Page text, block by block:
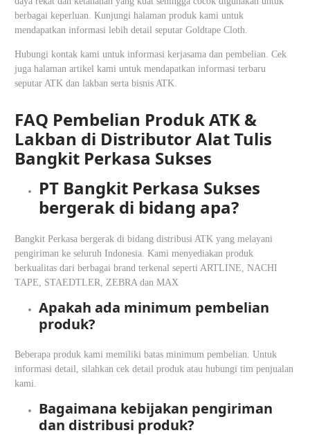
berbagai keperluan. Kunjungi halaman produk kami untuk
mendapatkan informasi lebih detail seputar Goldtape Cloth.
Hubungi kontak kami untuk informasi kerjasama dan pembelian. Cek
juga halaman artikel kami untuk mendapatkan informasi terbaru
seputar ATK dan lakban serta bisnis ATK.
FAQ Pembelian Produk ATK &
Lakban di Distributor Alat Tulis
Bangkit Perkasa Sukses
⁠PT Bangkit Perkasa Sukses
bergerak di bidang apa?
Bangkit Perkasa bergerak di bidang distribusi ATK yang melayani
pengiriman ke seluruh Indonesia. Kami menyediakan produk
berkualitas dari berbagai brand terkenal seperti ARTLINE, NACHI
TAPE, STAEDTLER, ZEBRA dan MAX
Apakah ada minimum pembelian
produk?
Beberapa produk kami memiliki batas minimum pembelian. Untuk
informasi detail, silahkan cek detail produk atau hubungi tim penjualan
kami.
Bagaimana kebijakan pengiriman
dan distribusi produk?